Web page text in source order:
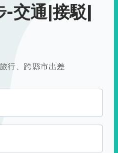
交通|接駁|
行、跨縣市出差